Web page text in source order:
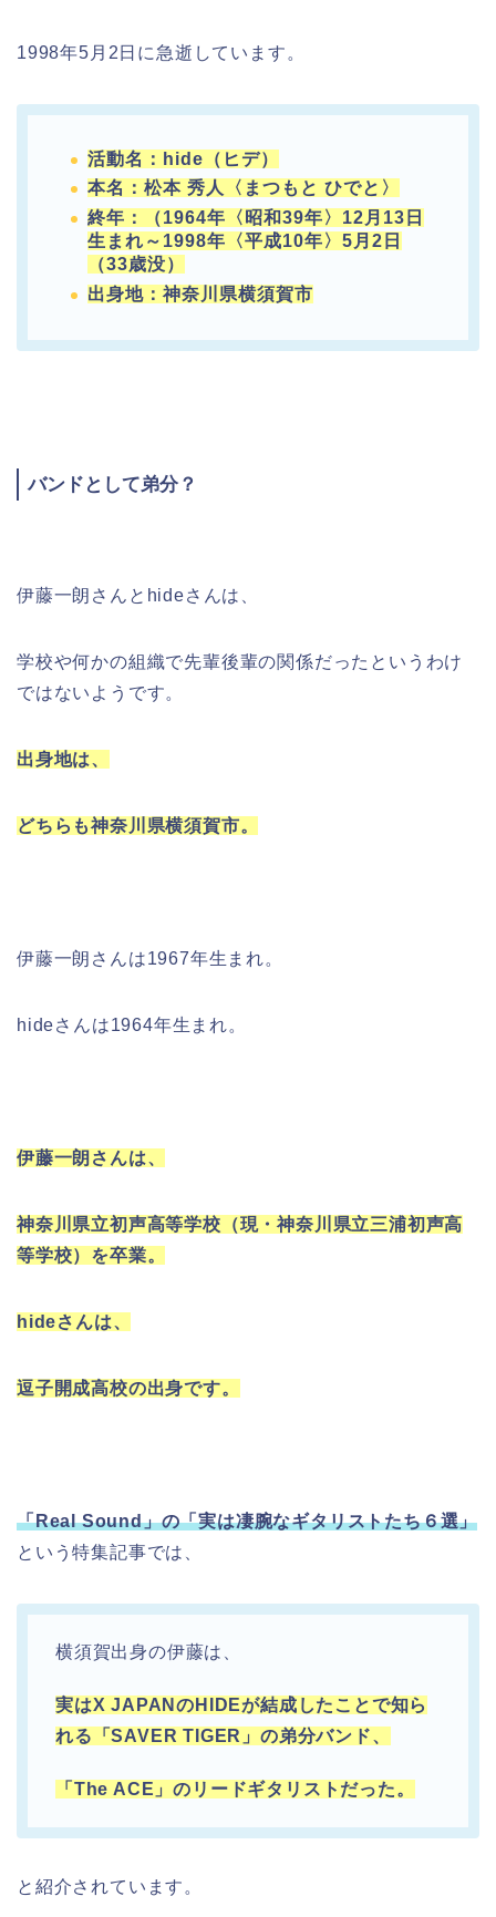
1998年5月2日に急逝しています。
活動名：hide（ヒデ）
本名：松本 秀人〈まつもと ひでと〉
終年：（1964年〈昭和39年〉12月13日
生まれ～1998年〈平成10年〉5月2日
（33歳没）
出身地：神奈川県横須賀市
バンドとして弟分？
伊藤一朗さんとhideさんは、
学校や何かの組織で先輩後輩の関係だったというわけ
ではないようです。
出身地は、
どちらも神奈川県横須賀市。
伊藤一朗さんは1967年生まれ。
hideさんは1964年生まれ。
伊藤一朗さんは、
神奈川県立初声高等学校（現・神奈川県立三浦初声高
等学校）を卒業。
hideさんは、
逗子開成高校の出身です。
「Real Sound」の「実は凄腕なギタリストたち６選」
という特集記事では、
横須賀出身の伊藤は、
実はX JAPANのHIDEが結成したことで知ら
れる「SAVER TIGER」の弟分バンド、
「The ACE」のリードギタリストだった。
と紹介されています。